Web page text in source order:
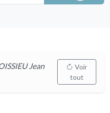
Jean
Voir
tout